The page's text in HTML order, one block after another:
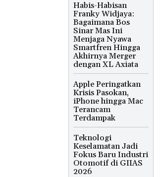
Habis-Habisan
Franky Widjaya:
Bagaimana Bos
Sinar Mas Ini
Menjaga Nyawa
Smartfren Hingga
Akhirnya Merger
dengan XL Axiata
Apple Peringatkan
Krisis Pasokan,
iPhone hingga Mac
Terancam
Terdampak
Teknologi
Keselamatan Jadi
Fokus Baru Industri
Otomotif di GIIAS
2026